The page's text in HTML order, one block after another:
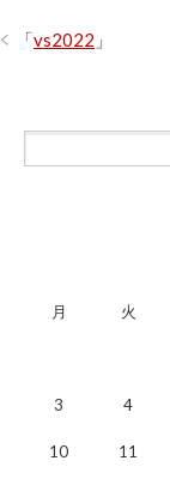
「vs2022 」
月
火
3 4
10 11